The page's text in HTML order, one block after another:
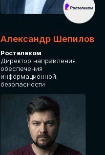
Александр Шепилов
Ростелеком
Директор направления
обеспечения
информационной
безопасности